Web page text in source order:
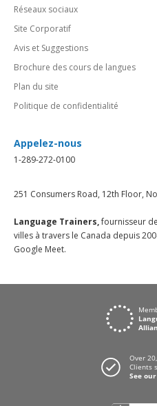
Réseaux sociaux
Site Corporatif
Avis et Suggestions
Brochure des cours de langues
Plan du site
Politique de confidentialité
Appelez-nous
1-289-272-0100
251 Consumers Road, 12th Floor,
Language Trainers,fournisseur
villes à travers le Canada depuis
Google Meet.